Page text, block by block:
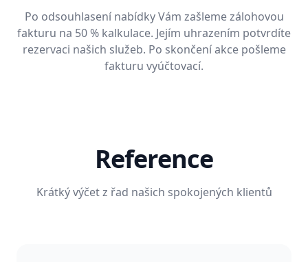
Po odsouhlasení nabídky Vám zašleme zálohovou
fakturu na 50 % kalkulace. Jejím uhrazením potvrdíte
rezervaci našich služeb. Po skončení akce pošleme
fakturu vyúčtovací.
Reference
Krátký výčet z řad našich spokojených klientů